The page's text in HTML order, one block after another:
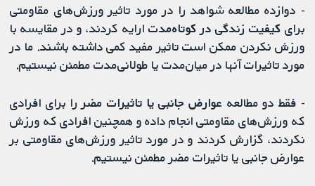
- دوازده مطالعه شواهد را در مورد تاثیر ورزش‌های مقاومتی
برای کیفیت زندگی در کوتاه‌مدت ارایه کردند، و در مقایسه با
ورزش نکردن ممکن است تاثیر مفید کمی داشته باشند. ما در
مورد تاثیرات آنها در میان‌مدت یا طولانی‌مدت مطمئن نیستیم.
- فقط دو مطالعه عوارض جانبی یا تاثیرات مضر را برای افرادی
که ورزش‌های مقاومتی انجام داده و همچنین افرادی که ورزش
نکردند، گزارش کردند و در مورد تاثیر ورزش‌های مقاومتی بر
عوارض جانبی یا تاثیرات مضر مطمئن نیستیم.